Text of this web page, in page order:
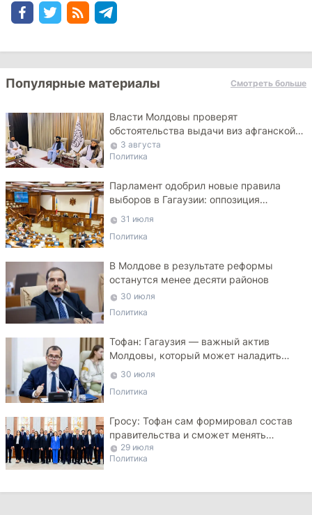
Популярные материалы Смотреть больше
Власти Молдовы проверят
обстоятельства выдачи виз афганской
делегации
3 августа
Политика
Парламент одобрил новые правила
выборов в Гагаузии: оппозиция
критикует законопроект
31 июля
Политика
В Молдове в результате реформы
останутся менее десяти районов
30 июля
Политика
Тофан: Гагаузия — важный актив
Молдовы, который может наладить
мосты с Турцией
30 июля
Политика
Гросу: Тофан сам формировал состав
правительства и сможет менять
министров
29 июля
Политика